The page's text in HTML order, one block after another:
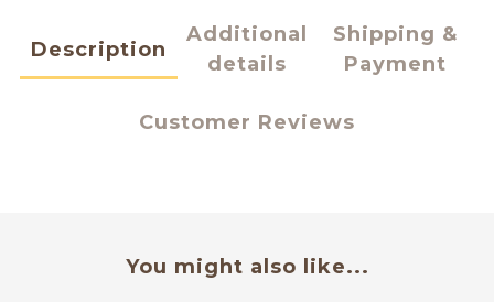
Description
Additional
details
Shipping &
Payment
Customer Reviews
You might also like...